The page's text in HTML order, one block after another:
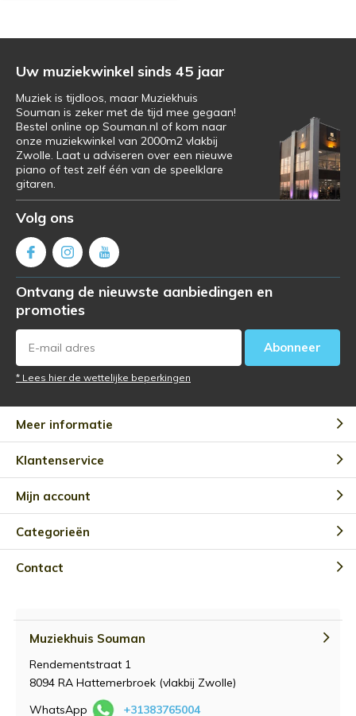
Uw muziekwinkel sinds 45 jaar
Muziek is tijdloos, maar Muziekhuis
Souman is zeker met de tijd mee gegaan!
Bestel online op Souman.nl of kom naar
onze muziekwinkel van 2000m2 vlakbij
Zwolle. Laat u adviseren over een nieuwe
piano of test zelf één van de speelklare
gitaren.
Volg ons
Ontvang de nieuwste aanbiedingen en
promoties
Abonneer
* Lees hier de wettelijke beperkingen
Meer informatie
Klantenservice
Mijn account
Categorieën
Contact
Muziekhuis Souman
Rendementstraat 1
8094 RA Hattemerbroek (vlakbij Zwolle)
WhatsApp
+31383765004